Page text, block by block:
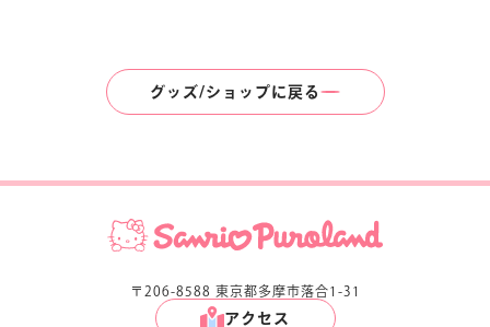
グッズ/ショップに戻る
〒206-8588 東京都多摩市落合1-31
アクセス